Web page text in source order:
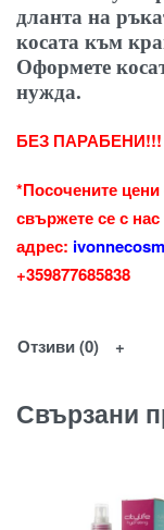
дланта на
косата към
Оформете
нужда.
БЕЗ ПАРАБЕНИ!!!
*Посочените
свържете се с
адрес:
+359877685838
Отзиви (0)
Свързани